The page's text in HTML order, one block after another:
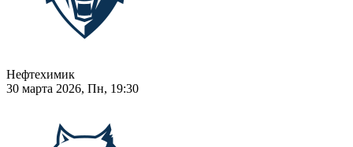
Нефтехимик
30 марта 2026, Пн, 19:30